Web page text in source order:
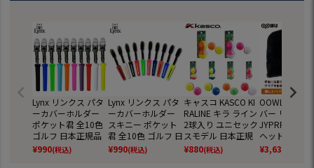
Lynx リンクス パタ
ーカバーホルダー
ポケット君 全10色
ゴルフ 日本正規品
¥990(税込)
Lynx リンクス パタ
ーカバーホルダー
スキニー ポケット
君 全10色 ゴルフ 日
本正規品
¥990(税込)
キャスコ KASCO KI
RALINE キラ ライン
2球入り ユニセック
スモデル 日本正規
品 日本モデル ゴル
フ ゴルフボール
¥880(税込)
OOWLS アイ
バー リバー
JYPRF26IRC
ヘッドカバー
ック 2026年
日本正規品
¥3,630